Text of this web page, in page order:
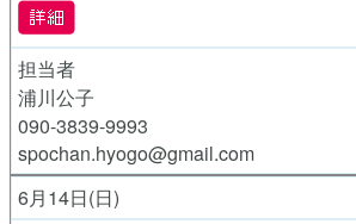
担当者
浦川公子
090-3839-9993
spochan.hyogo@gmail.com
6月14日(日)